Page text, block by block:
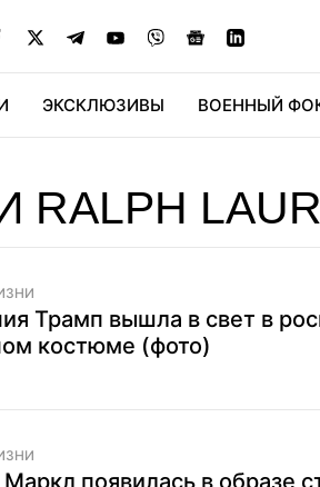
ЭКСКЛЮЗИВЫ ВОЕННЫЙ
Трамп вышла в свет в
костюме (фото)
появилась в образе